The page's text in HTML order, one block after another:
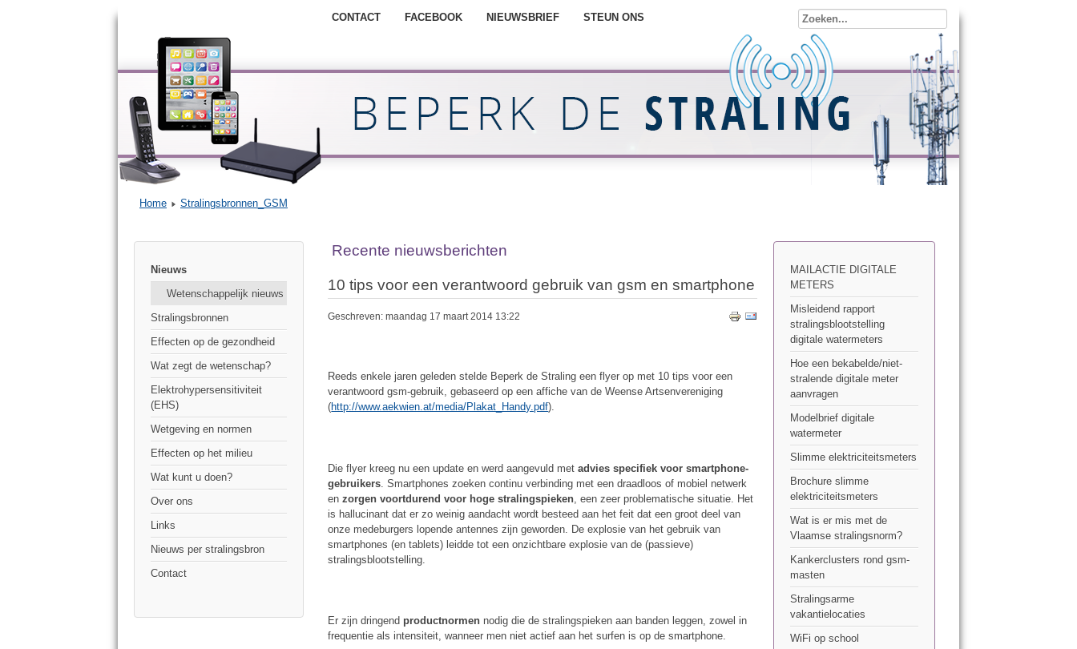
CONTACT FACEBOOK NIEUWSBRIEF STEUN ONS
Home Stralingsbronnen_GSM
Nieuws
Wetenschappelijk nieuws
Stralingsbronnen
Effecten op de gezondheid
Wat zegt de wetenschap?
Elektrohypersensitiviteit
(EHS)
Wetgeving en normen
Effecten op het milieu
Wat kunt u doen?
Over ons
Links
Nieuws per stralingsbron
Contact
Recente nieuwsberichten
10 tips voor een verantwoord gebruik van gsm en smartphone
Geschreven: maandag 17 maart 2014 13:22
Reeds enkele jaren geleden stelde Beperk de Straling een flyer op met 10 tips voor een
verantwoord gsm-gebruik, gebaseerd op een affiche van de Weense Artsenvereniging
(http://www.aekwien.at/media/Plakat_Handy.pdf).
Die flyer kreeg nu een update en werd aangevuld metadvies specifiek voor smartphone-
gebruikers . Smartphones zoeken continu verbinding met een draadloos of mobiel netwerk
en zorgen voortdurend voor hoge stralingspieken , een zeer problematische situatie. Het
is hallucinant dat er zo weinig aandacht wordt besteed aan het feit dat een groot deel van
onze medeburgers lopende antennes zijn geworden. De explosie van het gebruik van
smartphones (en tablets) leidde tot een onzichtbare explosie van de (passieve)
stralingsblootstelling.
Er zijn dringend productnormen nodig die de stralingspieken aan banden leggen, zowel in
frequentie als intensiteit, wanneer men niet actief aan het surfen is op de smartphone.
MAILACTIE DIGITALE
METERS
Misleidend rapport
stralingsblootstelling
digitale watermeters
Hoe een bekabelde/niet-
stralende digitale meter
aanvragen
Modelbrief digitale
watermeter
Slimme elektriciteitsmeters
Brochure slimme
elektriciteitsmeters
Wat is er mis met de
Vlaamse stralingsnorm?
Kankerclusters rond gsm-
masten
Stralingsarme
vakantielocaties
WiFi op school